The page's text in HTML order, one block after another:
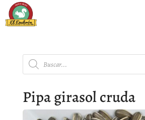
Búsqueda
de
productos
Pipa girasol cruda